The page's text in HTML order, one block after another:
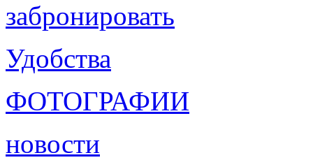
забронировать
Удобства
ФОТОГРАФИИ
новости